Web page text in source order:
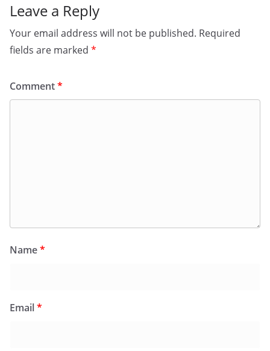
Leave a Reply
Your email address will not be published. Required
fields are marked *
Comment*
Name*
Email*